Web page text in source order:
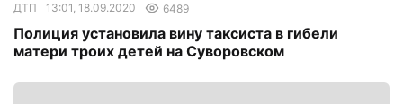
ДТП 13:01, 18.09.2020 6489
Полиция установила вину таксиста в гибели
матери троих детей на Суворовском